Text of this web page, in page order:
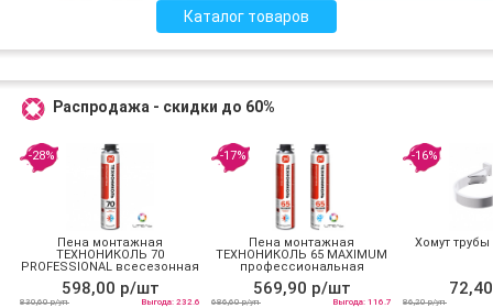
Каталог товаров
Распродажа - скидки до 60%
-28%
Пена монтажная
ТЕХНОНИКОЛЬ 70
PROFESSIONAL всесезонная
598,00 р/шт
830,60 р/уп Выгода: 232.6
-17%
Пена монтажная
ТЕХНОНИКОЛЬ 65 MAXIMUM
профессиональная
всесезонная
569,90 р/шт
686,60 р/уп Выгода: 116.7
-16%
Хомут трубы
86,20 р/уп